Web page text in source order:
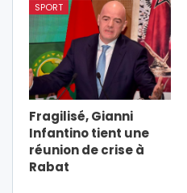
SPORT
Fragilisé, Gianni
Infantino tient une
réunion de crise à
Rabat